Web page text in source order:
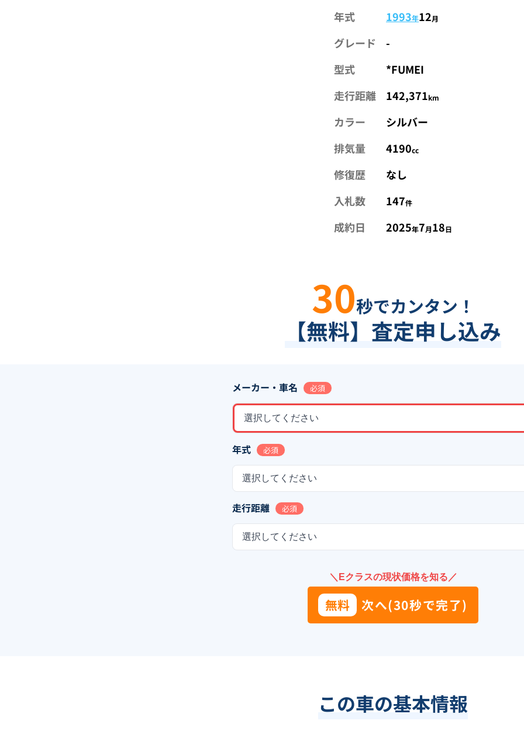
年式 1993年12月
グレード
-
型式
*FUMEI
走行距離
142,371km
カラー
シルバー
排気量
4190cc
修復歴
なし
入札数
147件
成約日 2025年7月18日
30秒でカンタン！
【無料】査定申し込み
メーカー・車名 必須
選択してください
年式 必須
選択してください
走行距離 必須
選択してください
＼Eクラスの現状価格を知る／
無料 次へ(30秒で完了)
この車の基本情報